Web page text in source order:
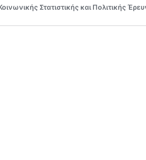
και
Στατιστικής και Πολιτικής